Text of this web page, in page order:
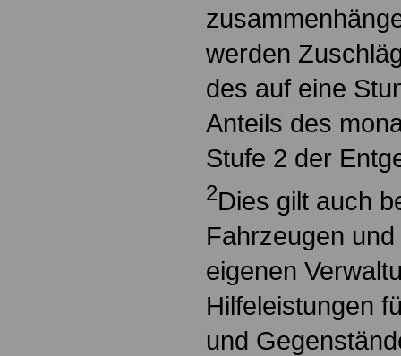
werden
des auf eine
Anteils des
Stufe 2 der
2Dies gilt auch
Fahrzeugen
eigenen
Hilfeleistungen
und